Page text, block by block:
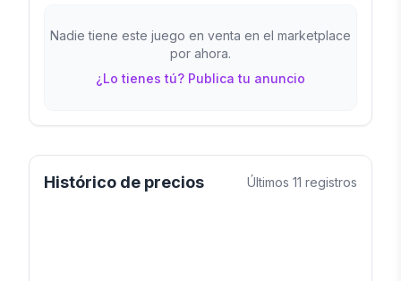
Nadie tiene este juego en venta en el marketplace
por ahora.
¿Lo tienes tú? Publica tu anuncio
Histórico de precios Últimos 11 registros